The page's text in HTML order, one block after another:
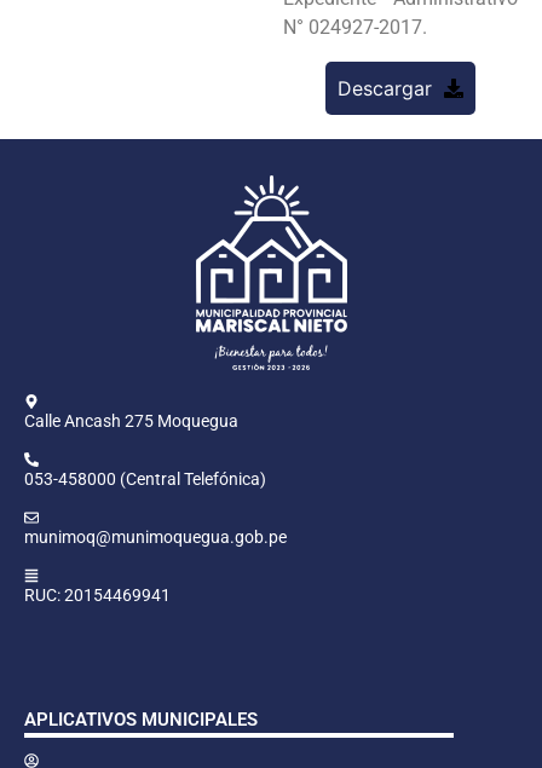
N° 024927-2017.
Descargar
Calle Ancash 275 Moquegua
053-458000 (Central Telefónica)
munimoq@munimoquegua.gob.pe
RUC: 20154469941
APLICATIVOS MUNICIPALES